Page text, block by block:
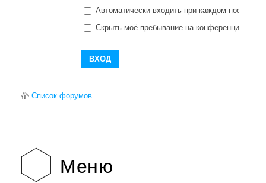
Автоматически входить при каждом
Скрыть моё пребывание на конференции в
Список форумов
Меню